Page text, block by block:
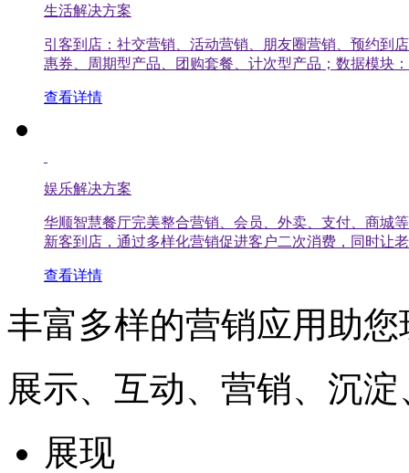
生活解决方案
引客到店：社交营销、活动营销、朋友圈营销、预约到
惠券、周期型产品、团购套餐、计次型产品；数据模块
查看详情
娱乐解决方案
华顺智慧餐厅完美整合营销、会员、外卖、支付、商城
新客到店，通过多样化营销促进客户二次消费，同时让
查看详情
丰富多样的营销应用助
展示、互动、营销、沉
展现